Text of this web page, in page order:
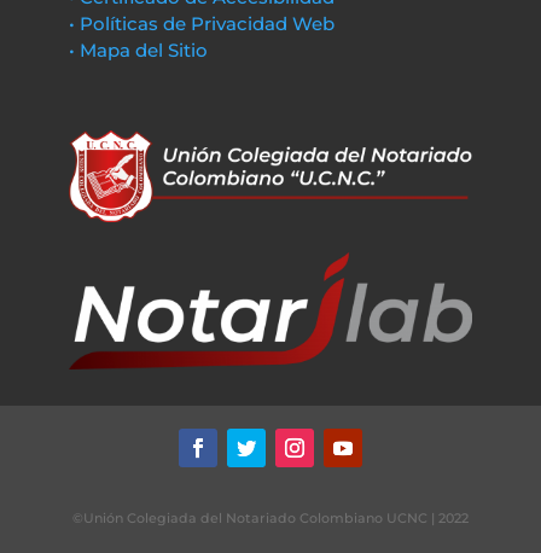
• Políticas de Privacidad Web
• Mapa del Sitio
©Unión Colegiada del Notariado Colombiano UCNC | 2022